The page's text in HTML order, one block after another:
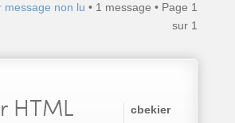
message non lu • 1 message • Page 1
sur 1
HTML cbekier